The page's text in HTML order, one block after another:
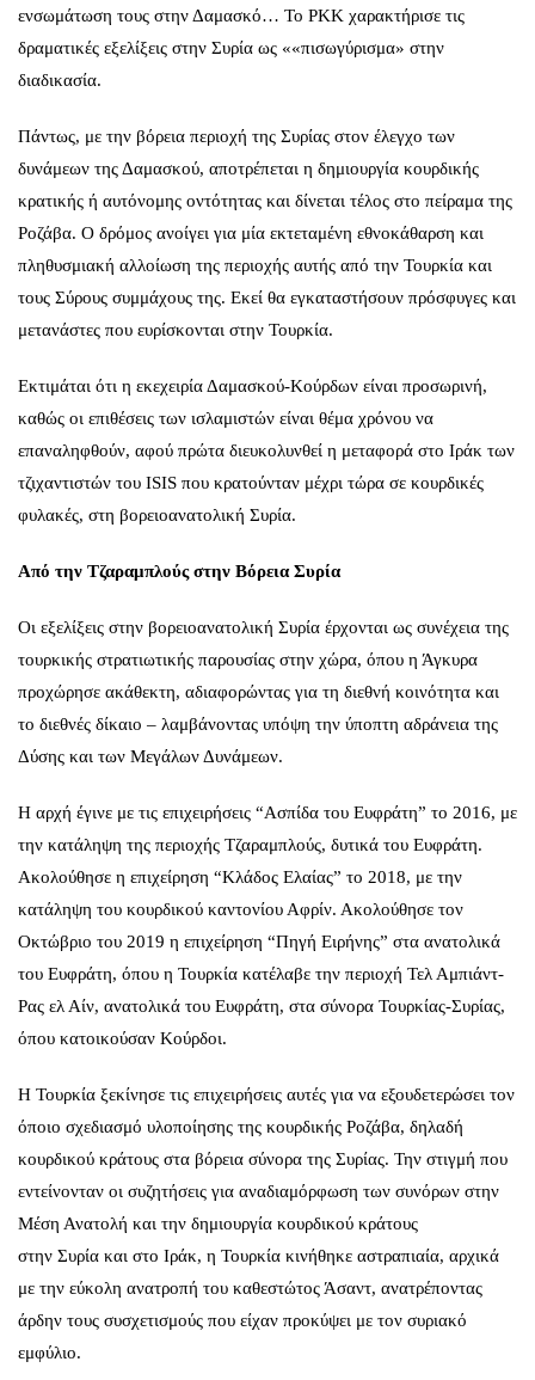
ενσωμάτωση τους στην Δαμασκό… Το PKK χαρακτήρισε τις
δραματικές εξελίξεις στην Συρία ως ««πισωγύρισμα» στην
διαδικασία.
Πάντως, με την βόρεια περιοχή της Συρίας στον έλεγχο των
δυνάμεων της Δαμασκού, αποτρέπεται η δημιουργία κουρδικής
κρατικής ή αυτόνομης οντότητας και δίνεται τέλος στο πείραμα της
Ροζάβα. Ο δρόμος ανοίγει για μία εκτεταμένη εθνοκάθαρση και
πληθυσμιακή αλλοίωση της περιοχής αυτής από την Τουρκία και
τους Σύρους συμμάχους της. Εκεί θα εγκαταστήσουν πρόσφυγες και
μετανάστες που ευρίσκονται στην Τουρκία.
Εκτιμάται ότι η εκεχειρία Δαμασκού-Κούρδων είναι προσωρινή,
καθώς οι επιθέσεις των ισλαμιστών είναι θέμα χρόνου να
επαναληφθούν, αφού πρώτα διευκολυνθεί η μεταφορά στο Ιράκ των
τζιχαντιστών του ISIS που κρατούνταν μέχρι τώρα σε κουρδικές
φυλακές, στη βορειοανατολική Συρία.
Από την Τζαραμπλούς στην Βόρεια Συρία
Οι εξελίξεις στην βορειοανατολική Συρία έρχονται ως συνέχεια της
τουρκικής στρατιωτικής παρουσίας στην χώρα, όπου η Άγκυρα
προχώρησε ακάθεκτη, αδιαφορώντας για τη διεθνή κοινότητα και
το διεθνές δίκαιο – λαμβάνοντας υπόψη την ύποπτη αδράνεια της
Δύσης και των Μεγάλων Δυνάμεων.
Η αρχή έγινε με τις επιχειρήσεις “Ασπίδα του Ευφράτη” το 2016, με
την κατάληψη της περιοχής Τζαραμπλούς, δυτικά του Ευφράτη.
Ακολούθησε η επιχείρηση “Κλάδος Ελαίας” το 2018, με την
κατάληψη του κουρδικού καντονίου Αφρίν. Ακολούθησε τον
Οκτώβριο του 2019 η επιχείρηση “Πηγή Ειρήνης” στα ανατολικά
του Ευφράτη, όπου η Τουρκία κατέλαβε την περιοχή Τελ Αμπιάντ-
Ρας ελ Αίν, ανατολικά του Ευφράτη, στα σύνορα Τουρκίας-Συρίας,
όπου κατοικούσαν Κούρδοι.
Η Τουρκία ξεκίνησε τις επιχειρήσεις αυτές για να εξουδετερώσει τον
όποιο σχεδιασμό υλοποίησης της κουρδικής Ροζάβα, δηλαδή
κουρδικού κράτους στα βόρεια σύνορα της Συρίας. Την στιγμή που
εντείνονταν οι συζητήσεις για αναδιαμόρφωση των συνόρων στην
Μέση Ανατολή και την δημιουργία κουρδικού κράτους
στην Συρία και στο Ιράκ, η Τουρκία κινήθηκε αστραπιαία, αρχικά
με την εύκολη ανατροπή του καθεστώτος Άσαντ, ανατρέποντας
άρδην τους συσχετισμούς που είχαν προκύψει με τον συριακό
εμφύλιο.